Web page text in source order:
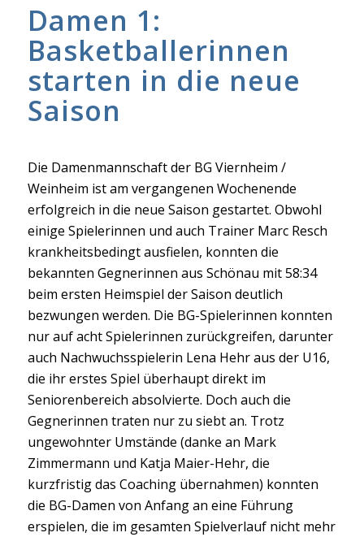
Damen 1:
Basketballerinnen
starten in die neue
Saison
Die Damenmannschaft der BG Viernheim /
Weinheim ist am vergangenen Wochenende
erfolgreich in die neue Saison gestartet. Obwohl
einige Spielerinnen und auch Trainer Marc Resch
krankheitsbedingt ausfielen, konnten die
bekannten Gegnerinnen aus Schönau mit 58:34
beim ersten Heimspiel der Saison deutlich
bezwungen werden. Die BG-Spielerinnen konnten
nur auf acht Spielerinnen zurückgreifen, darunter
auch Nachwuchsspielerin Lena Hehr aus der U16,
die ihr erstes Spiel überhaupt direkt im
Seniorenbereich absolvierte. Doch auch die
Gegnerinnen traten nur zu siebt an. Trotz
ungewohnter Umstände (danke an Mark
Zimmermann und Katja Maier-Hehr, die
kurzfristig das Coaching übernahmen) konnten
die BG-Damen von Anfang an eine Führung
erspielen, die im gesamten Spielverlauf nicht mehr